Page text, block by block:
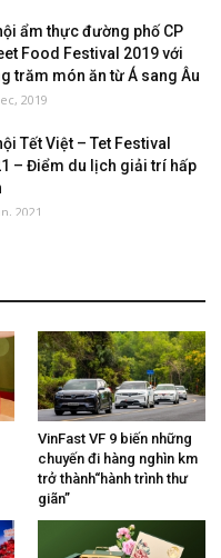
ẩm thực đường phố CP
Food Festival 2019 với
trăm món ăn từ Á sang Âu
2019
Tết Việt – Tet Festival
– Điểm du lịch giải trí hấp
2021
VinFast VF 9 biến những
chuyến đi hàng nghìn km
trở thành“hành trình thư
giãn”